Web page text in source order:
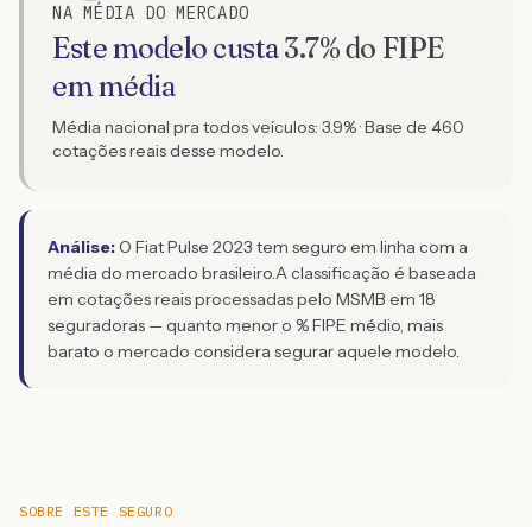
NA MÉDIA DO MERCADO
Este modelo custa3.7% do FIPE
em média
Média nacional pra todos veículos: 3.9% · Base de 460
cotações reais desse modelo.
Análise: O Fiat Pulse 2023 tem seguro em linha com a
média do mercado brasileiro.A classificação é baseada
em cotações reais processadas pelo MSMB em 18
seguradoras — quanto menor o % FIPE médio, mais
barato o mercado considera segurar aquele modelo.
SOBRE ESTE SEGURO